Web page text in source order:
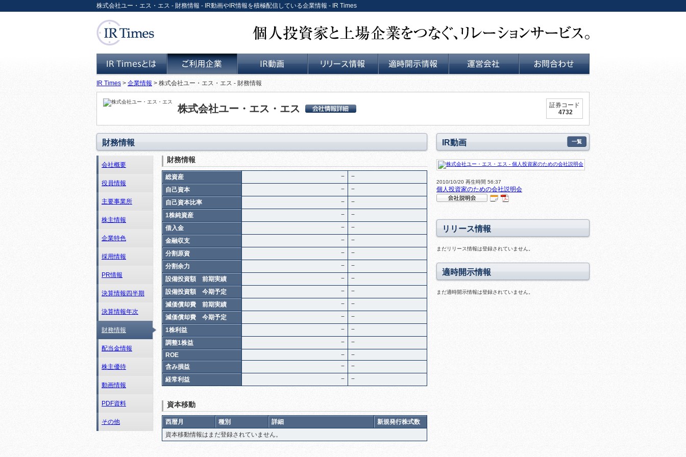
株式会社ユー・エス・エス - 財務情報 - IR動画やIR情報を積極配信している企業情報 - IR Times
IR Timesとは ご利用企業
IR Times > 企業情報 > 株式会社ユー・エス・エス - 財務情報
証券コード
4732
株式会社ユー・エス・エス
エス 会社詳細情報
財務情報
会社概要
役員情報
主要事業所
株主情報
企業特色
採用情報
PR情報
決算情報四半期
決算情報年次
財務情報
配当金情報
株主優待
動画情報
PDF資料
その他
財務情報
総資産 −
−
自己資本
−
−
自己資本比率
−
−
1株純資産
−
−
借入金
−
−
金融収支
−
−
分割原資
−
−
分割余力
−
−
設備投資額 前期実績
−
−
設備投資額 今期予定
−
−
減価償却費 前期実績
−
−
減価償却費 今期予定
−
−
1株利益
−
−
調整1株益
−
−
ROE
−
−
含み損益
−
−
経常利益
− −
資本移動
西暦月 種別 詳細
新規発行株式数
資本移動情報はまだ登録されていません。
IR動画 一覧
2010/10/20 再生時間 56:37
個人投資家のための会社説明会
動
画
ス
ラ
ド
あ
り
DF
料
り
リリース情報
まだリリース情報は登録されていません。
適時開示情報
まだ適時開示情報は登録されていません。